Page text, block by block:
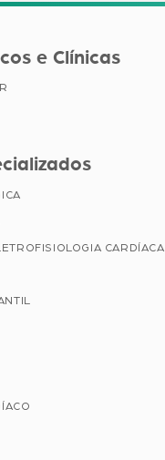
e Clínicas
CARDÍACA